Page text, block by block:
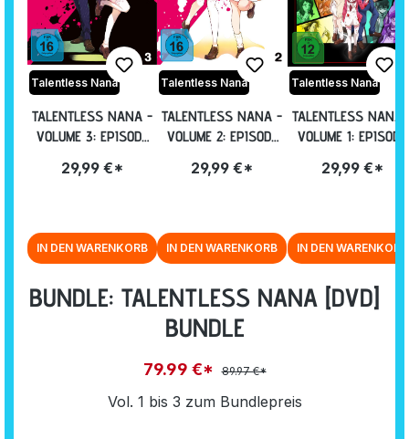
BUNDLE: TALENTLESS NANA [DVD]
BUNDLE
79.99 €* 89.97 €*
Vol. 1 bis 3 zum Bundlepreis
Talentless Nana
TALENTLESS NANA -
VOLUME 3: EPISODE
29,99 €*
IN DEN WARENKORB
Talentless Nana
TALENTLESS NANA -
VOLUME 2: EPISODE
29,99 €*
IN DEN WARENKORB
Talentless Nana
TALENTLESS NANA
VOLUME 1: EPISODE
SAMMELSCHUBER
29,99 €*
IN DEN WARENKORB